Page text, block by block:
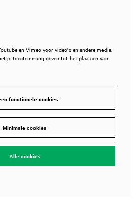
en Vimeo voor video's en andere media.
je toestemming geven tot het plaatsen van
functionele cookies
Minimale cookies
Alle cookies